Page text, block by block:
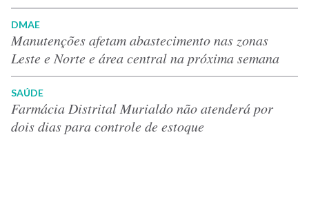
DMAE
Manutenções afetam abastecimento nas zonas
Leste e Norte e área central na próxima semana
SAÚDE
Farmácia Distrital Murialdo não atenderá por
dois dias para controle de estoque